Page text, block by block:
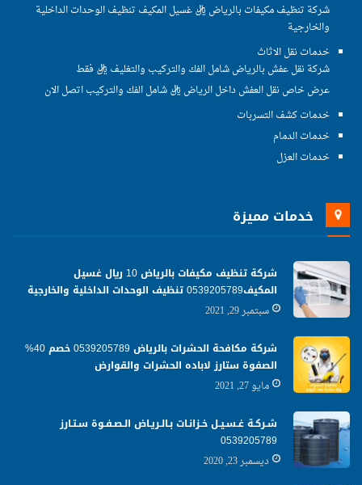
شركة تنظيف مكيفات بالرياض ريال غسيل المكيف تنظيف الوحدات الداخلية
والخارجية
خدمات نقل الاثاث
شركة نقل عفش بالرياض شامل الفك والتركيب والتغليف ريال فقط
عرض خاص نقل العفش داخل الرياض ريال شامل الفك والتركيب اتصل الان
خدمات كشف التسربات
خدمات الدمام
خدمات العزل
خدمات مميزة
شركة تنظيف مكيفات بالرياض 10 ريال غسيل
المكيف0539205789 تنظيف الوحدات الداخلية والخارجية
سبتمبر 29, 2021
شركة مكافحة الحشرات بالرياض 0539205789 خصم 40%
الصفوة ستارز لاباده الحشرات والقوارض
مايو 27, 2021
شـركـة غـسـيـل خـزانـات بـالـريـاض الـصـفـوة سـتـارز
0539205789
ديسمبر 23, 2020